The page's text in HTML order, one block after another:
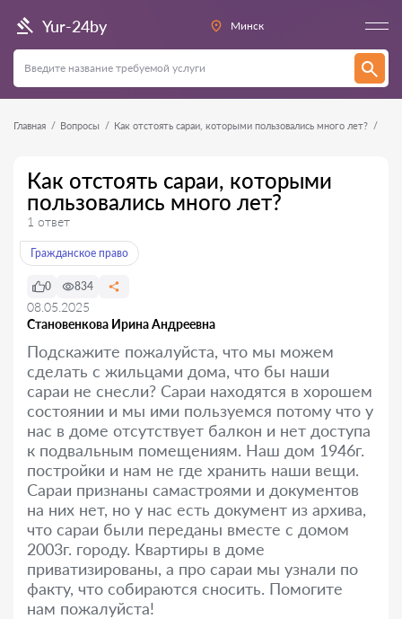
Yur-24by Минск
Главная Вопросы Как отстоять сараи, которыми пользовались много лет?
Как отстоять сараи, которыми
пользовались много лет?
1 ответ
Гражданское право
Становенкова Ирина Андреевна
0 834
08.05.2025
Подскажите пожалуйста, что мы можем
сделать с жильцами дома, что бы наши
сараи не снесли? Сараи находятся в хорошем
состоянии и мы ими пользуемся потому что у
нас в доме отсутствует балкон и нет доступа
к подвальным помещениям. Наш дом 1946г.
постройки и нам не где хранить наши вещи.
Сараи признаны самастроями и документов
на них нет, но у нас есть документ из архива,
что сараи были переданы вместе с домом
2003г. городу. Квартиры в доме
приватизированы, а про сараи мы узнали по
факту, что собираются сносить. Помогите
нам пожалуйста!